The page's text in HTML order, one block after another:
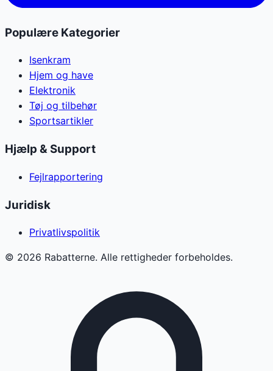
Populære Kategorier
Isenkram
Hjem og have
Elektronik
Tøj og tilbehør
Sportsartikler
Hjælp & Support
Fejlrapportering
Juridisk
Privatlivspolitik
© 2026 Rabatterne. Alle rettigheder forbeholdes.